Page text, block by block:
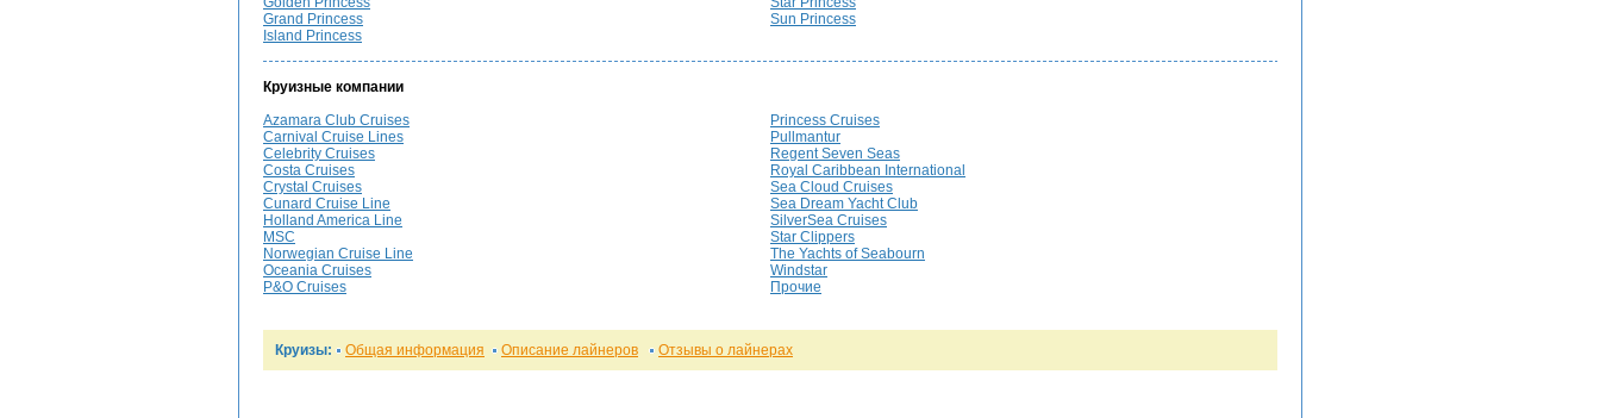
Grand Princess
Island Princess
Sun Princess
Круизные компании
Azamara Club Cruises
Carnival Cruise Lines
Celebrity Cruises
Costa Cruises
Crystal Cruises
Cunard Cruise Line
Holland America Line
MSC
Norwegian Cruise Line
Oceania Cruises
P&O Cruises
Princess Cruises
Pullmantur
Regent Seven Seas
Royal Caribbean International
Sea Cloud Cruises
Sea Dream Yacht Club
SilverSea Cruises
Star Clippers
The Yachts of Seabourn
Windstar
Прочие
Круизы: Общая информация Описание лайнеров Отзывы о лайнерах